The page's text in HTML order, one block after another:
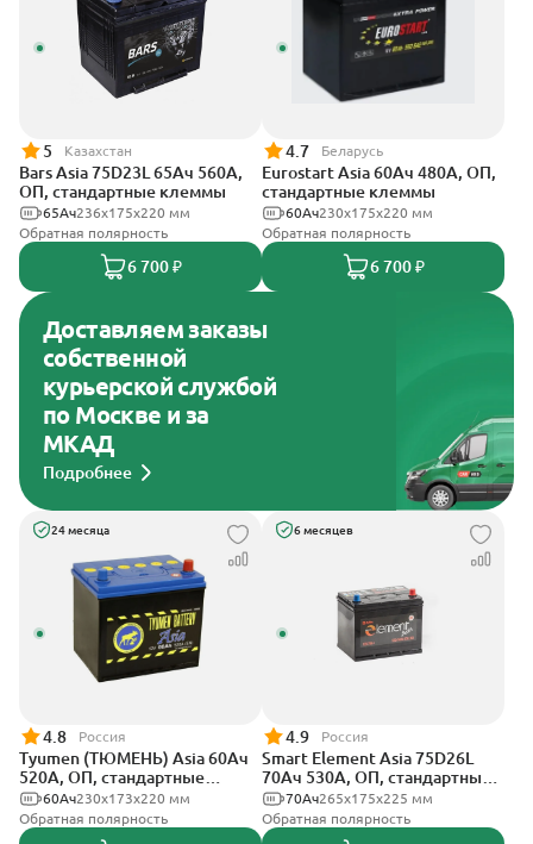
5 Казахстан
Bars Asia 75D23L 65Ач 560А,
ОП, стандартные клеммы
236х175х220 мм
65Ач
Обратная полярность
6 700 ₽
4.7 Беларусь
Eurostart Asia 60Ач 480А, ОП,
стандартные клеммы
230x175x220 мм
60Ач
Обратная полярность
6 700 ₽
Доставляем заказы
собственной
курьерской службой
по Москве и за
МКАД
Подробнее
24 месяца
4.8 Россия
Tyumen (ТЮМЕНЬ) Asia 60Ач
520А, ОП, стандартные
клеммы230х173х220 мм
60Ач
Обратная полярность
6 месяцев
4.9 Россия
Smart Element Asia 75D26L
70Ач 530А, ОП, стандартные
клеммы265x175x225 мм
70Ач
Обратная полярность